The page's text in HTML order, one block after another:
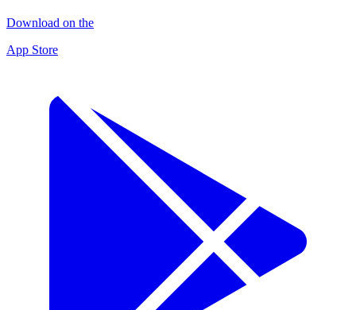
Download on the
App Store